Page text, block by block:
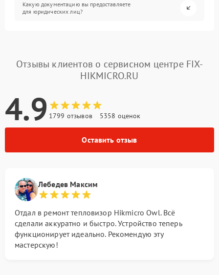
Какую документацию вы предоставляете
для юридических лиц?
Отзывы клиентов о сервисном центре FIX-
HIKMICRO.RU
4.9 1799 отзывов 5358 оценок
Оставить отзыв
Лебедев Максим
Отдал в ремонт тепловизор Hikmicro Owl. Всё
сделали аккуратно и быстро. Устройство теперь
функционирует идеально. Рекомендую эту
мастерскую!